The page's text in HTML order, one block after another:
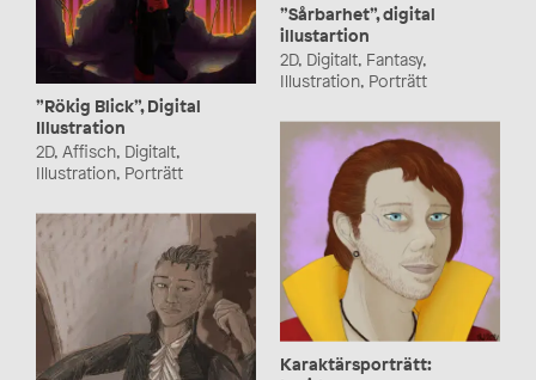
”Rökig Blick”, Digital
Illustration
2D, Affisch, Digitalt,
Illustration, Porträtt
”Sårbarhet”, digital
illustartion
2D, Digitalt, Fantasy,
Illustration, Porträtt
Karaktärsporträtt: